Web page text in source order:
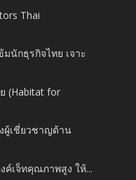
Thai
นักธุรกิจไทย เจาะ
(Habitat for
ผู้เชี่ยวชาญด้าน
ค์เจ็ทคุณภาพสูง ให้...